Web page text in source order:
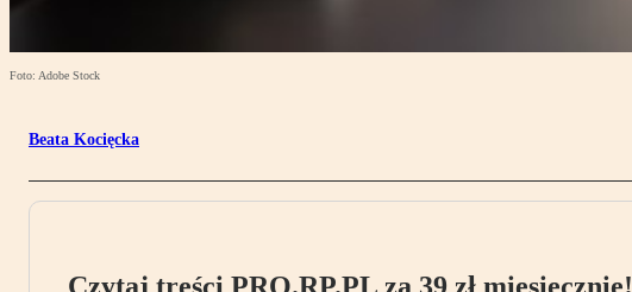
Foto: Adobe Stock
Beata Kocięcka